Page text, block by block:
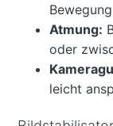
Atmung:
oder
leicht